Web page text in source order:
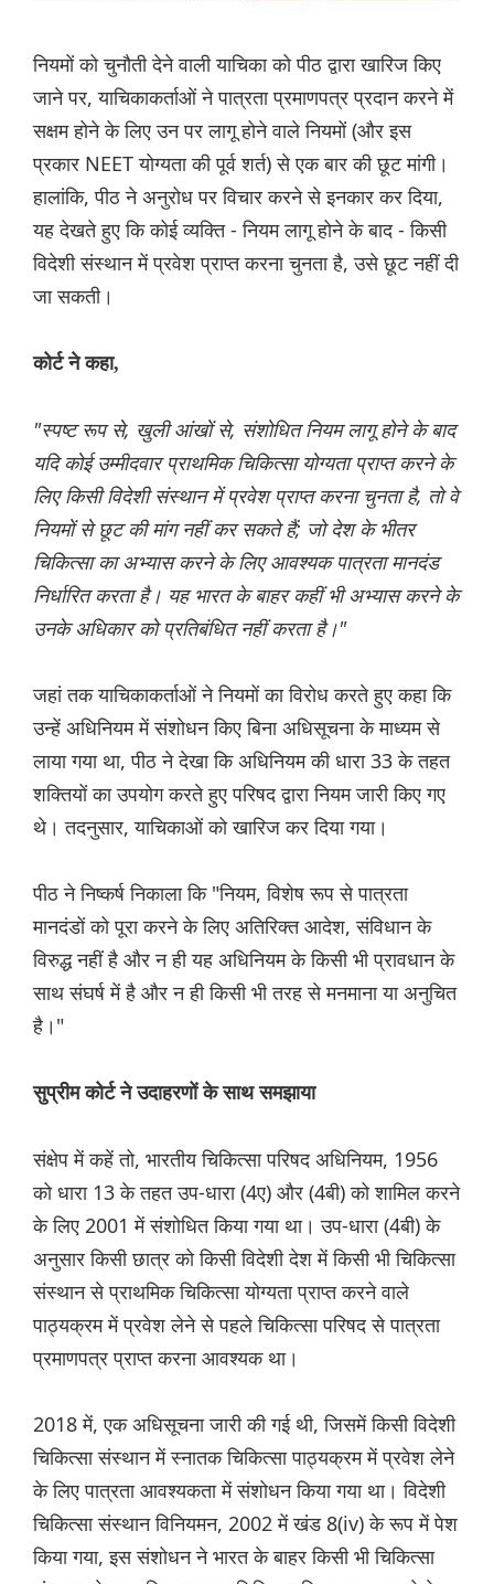
नियमों को चुनौती देने वाली याचिका को पीठ द्वारा खारिज किए
जाने पर, याचिकाकर्ताओं ने पात्रता प्रमाणपत्र प्रदान करने में
सक्षम होने के लिए उन पर लागू होने वाले नियमों (और इस
प्रकार NEET योग्यता की पूर्व शर्त) से एक बार की छूट मांगी।
हालांकि, पीठ ने अनुरोध पर विचार करने से इनकार कर दिया,
यह देखते हुए कि कोई व्यक्ति - नियम लागू होने के बाद - किसी
विदेशी संस्थान में प्रवेश प्राप्त करना चुनता है, उसे छूट नहीं दी
जा सकती।
कोर्ट ने कहा,
"स्पष्ट रूप से, खुली आंखों से, संशोधित नियम लागू होने के बाद
यदि कोई उम्मीदवार प्राथमिक चिकित्सा योग्यता प्राप्त करने के
लिए किसी विदेशी संस्थान में प्रवेश प्राप्त करना चुनता है, तो वे
नियमों से छूट की मांग नहीं कर सकते हैं; जो देश के भीतर
चिकित्सा का अभ्यास करने के लिए आवश्यक पात्रता मानदंड
निर्धारित करता है। यह भारत के बाहर कहीं भी अभ्यास करने के
उनके अधिकार को प्रतिबंधित नहीं करता है।"
जहां तक ​​याचिकाकर्ताओं ने नियमों का विरोध करते हुए कहा कि
उन्हें अधिनियम में संशोधन किए बिना अधिसूचना के माध्यम से
लाया गया था, पीठ ने देखा कि अधिनियम की धारा 33 के तहत
शक्तियों का उपयोग करते हुए परिषद द्वारा नियम जारी किए गए
थे। तदनुसार, याचिकाओं को खारिज कर दिया गया।
पीठ ने निष्कर्ष निकाला कि "नियम, विशेष रूप से पात्रता
मानदंडों को पूरा करने के लिए अतिरिक्त आदेश, संविधान के
विरुद्ध नहीं है और न ही यह अधिनियम के किसी भी प्रावधान के
साथ संघर्ष में है और न ही किसी भी तरह से मनमाना या अनुचित
है।"
सुप्रीम कोर्ट ने उदाहरणों के साथ समझाया
संक्षेप में कहें तो, भारतीय चिकित्सा परिषद अधिनियम, 1956
को धारा 13 के तहत उप-धारा (4ए) और (4बी) को शामिल करने
के लिए 2001 में संशोधित किया गया था। उप-धारा (4बी) के
अनुसार किसी छात्र को किसी विदेशी देश में किसी भी चिकित्सा
संस्थान से प्राथमिक चिकित्सा योग्यता प्राप्त करने वाले
पाठ्यक्रम में प्रवेश लेने से पहले चिकित्सा परिषद से पात्रता
प्रमाणपत्र प्राप्त करना आवश्यक था।
2018 में, एक अधिसूचना जारी की गई थी, जिसमें किसी विदेशी
चिकित्सा संस्थान में स्नातक चिकित्सा पाठ्यक्रम में प्रवेश लेने
के लिए पात्रता आवश्यकता में संशोधन किया गया था। विदेशी
चिकित्सा संस्थान विनियमन, 2002 में खंड 8(iv) के रूप में पेश
किया गया, इस संशोधन ने भारत के बाहर किसी भी चिकित्सा